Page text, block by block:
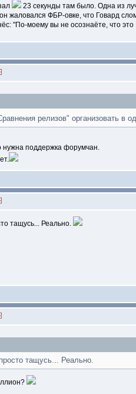
23 секунды там было. Одна из
жаловался ФБР-овке, что Говард
"По-моему вы не осознаёте, что
релизов" организовать в
нужна поддержка форумчан.
тащусь... Реально.
тащусь... Реально.